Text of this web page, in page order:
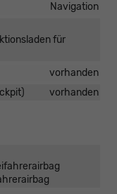
Navigation
für
vorhanden
vorhanden